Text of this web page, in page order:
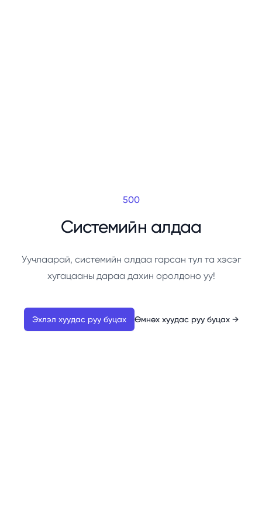
500
Системийн алдаа
Уучлаарай, системийн алдаа гарсан тул та хэсэг
хугацааны дараа дахин оролдоно уу!
Эхлэл хуудас руу буцах Өмнөх хуудас руу буцах →